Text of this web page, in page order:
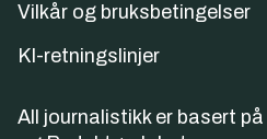
Vilkår og bruksbetingelser
KI-retningslinjer
All journalistikk er basert på